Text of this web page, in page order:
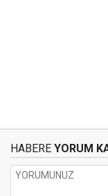
HABERE YORUM